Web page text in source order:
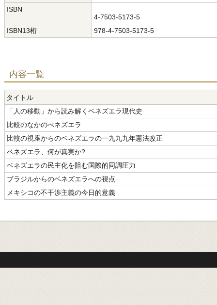
ISBN
4-7503-5173-5
ISBN13桁
978-4-7503-5173-5
内容一覧
タイトル
「人の移動」から読み解くベネズエラ現代史
比較のなかのべネズエラ
比較の視座からのベネズエラの一九九九年憲法改正
ベネズエラ、何が真実か?
ベネズエラの民主化を阻む国際的同調圧力
ブラジルからのベネズエラへの視点
メキシコの不干渉主義の今日的意義